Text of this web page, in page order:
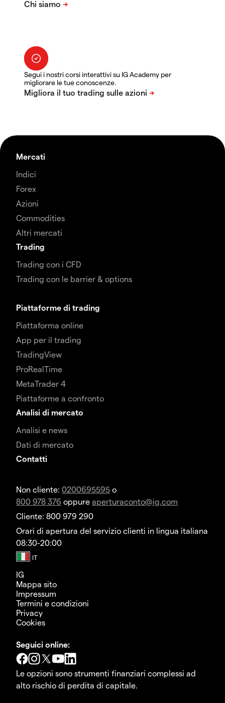
Segui i nostri corsi interattivi su IG Academy per
migliorare le tue conoscenze.
Mercati
Indici
Forex
Azioni
Commodities
Altri mercati
Trading
Trading con i CFD
Trading con le barrier & options
Piattaforme di trading
Piattaforma online
App per il trading
TradingView
ProRealTime
MetaTrader 4
Piattaforme a confronto
Analisi di mercato
Analisi e news
Dati di mercato
Contatti
Non cliente: 0200695595 o
800 978 376 oppure aperturaconto@ig.com
Cliente: 800 979 290
Orari di apertura del servizio clienti in lingua italiana
08:30-20:00
IG
Mappa sito
Impressum
Termini e condizioni
Privacy
Cookies
Seguici online:
Le opzioni sono strumenti finanziari complessi ad
alto rischio di perdita di capitale.